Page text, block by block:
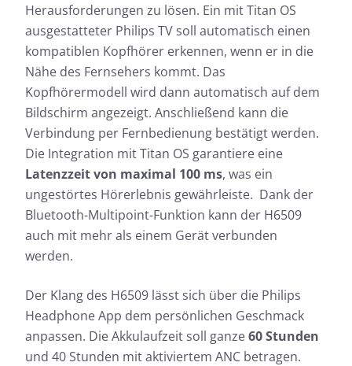
Herausforderungen zu lösen. Ein mit Titan OS
ausgestatteter Philips TV soll automatisch einen
kompatiblen Kopfhörer erkennen, wenn er in die
Nähe des Fernsehers kommt. Das
Kopfhörermodell wird dann automatisch auf dem
Bildschirm angezeigt. Anschließend kann die
Verbindung per Fernbedienung bestätigt werden.
Die Integration mit Titan OS garantiere eine
Latenzzeit von maximal 100 ms, was ein
ungestörtes Hörerlebnis gewährleiste. Dank der
Bluetooth-Multipoint-Funktion kann der H6509
auch mit mehr als einem Gerät verbunden
werden.
Der Klang des H6509 lässt sich über die Philips
Headphone App dem persönlichen Geschmack
anpassen. Die Akkulaufzeit soll ganze60 Stunden
und 40 Stunden mit aktiviertem ANC betragen.